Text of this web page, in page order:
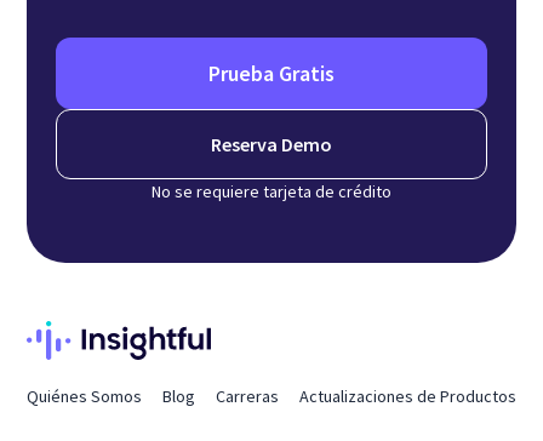
Prueba Gratis
Reserva Demo
No se requiere tarjeta de crédito
Quiénes Somos Blog Carreras Actualizaciones de Productos